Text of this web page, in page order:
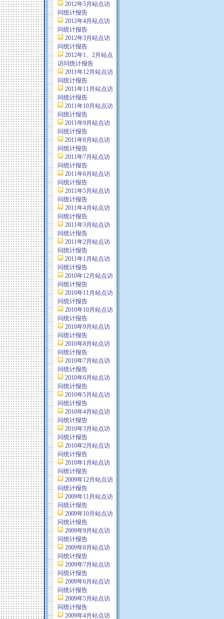
2012年5月站点访
问统计报告
2012年4月站点访
问统计报告
2012年3月站点访
问统计报告
2012年1、2月站点
访问统计报告
2011年12月站点访
问统计报告
2011年11月站点访
问统计报告
2011年10月站点访
问统计报告
2011年9月站点访
问统计报告
2011年8月站点访
问统计报告
2011年7月站点访
问统计报告
2011年6月站点访
问统计报告
2011年5月站点访
问统计报告
2011年4月站点访
问统计报告
2011年3月站点访
问统计报告
2011年2月站点访
问统计报告
2011年1月站点访
问统计报告
2010年12月站点访
问统计报告
2010年11月站点访
问统计报告
2010年10月站点访
问统计报告
2010年9月站点访
问统计报告
2010年8月站点访
问统计报告
2010年7月站点访
问统计报告
2010年6月站点访
问统计报告
2010年5月站点访
问统计报告
2010年4月站点访
问统计报告
2010年3月站点访
问统计报告
2010年2月站点访
问统计报告
2010年1月站点访
问统计报告
2009年12月站点访
问统计报告
2009年11月站点访
问统计报告
2009年10月站点访
问统计报告
2009年9月站点访
问统计报告
2009年8月站点访
问统计报告
2009年7月站点访
问统计报告
2009年6月站点访
问统计报告
2009年5月站点访
问统计报告
2009年4月站点访